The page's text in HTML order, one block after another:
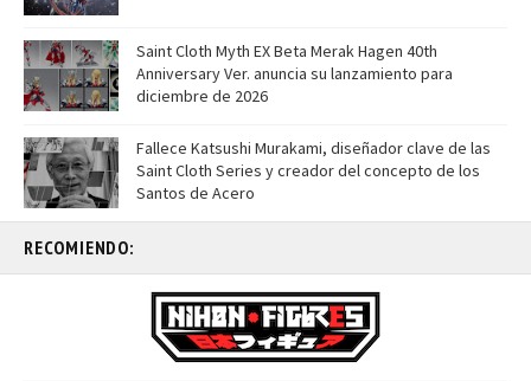
Saint Cloth Myth EX Beta Merak Hagen 40th
Anniversary Ver. anuncia su lanzamiento para
diciembre de 2026
Fallece Katsushi Murakami, diseñador clave de las
Saint Cloth Series y creador del concepto de los
Santos de Acero
RECOMIENDO: